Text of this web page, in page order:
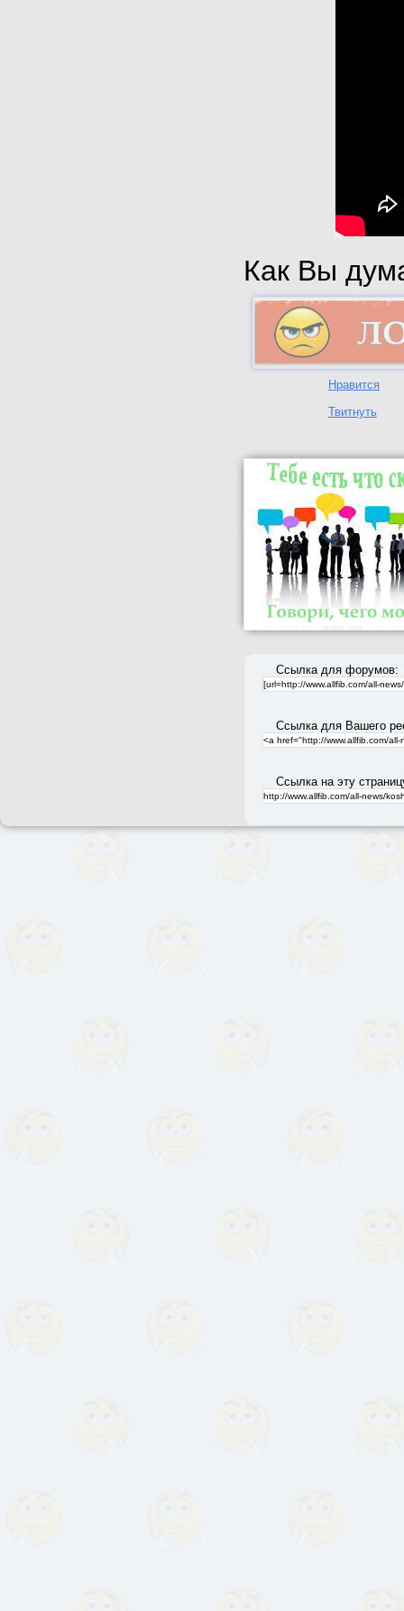
Как Вы
Нравится
Твитнуть
Ссылка для форумов:
Ссылка для Вашего
Ссылка на эту